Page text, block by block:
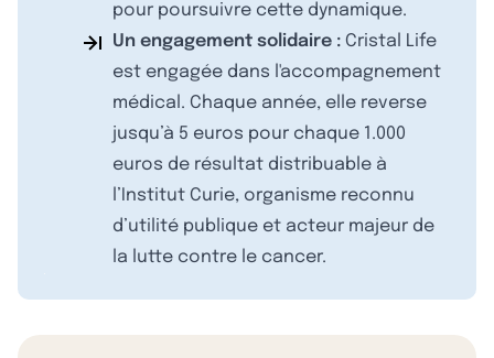
pour poursuivre cette dynamique.
Un engagement solidaire : Cristal Life
est engagée dans l'accompagnement
médical. Chaque année, elle reverse
jusqu’à 5 euros pour chaque 1.000
euros de résultat distribuable à
l’Institut Curie, organisme reconnu
d’utilité publique et acteur majeur de
la lutte contre le cancer.